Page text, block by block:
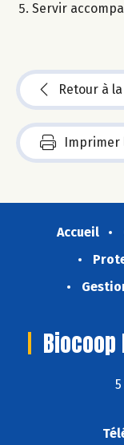
Servir
Retour à
Accueil
Biocoop